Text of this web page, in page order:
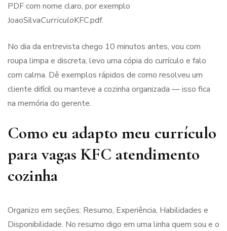
PDF com nome claro, por exemplo
JoaoSilvaCurriculoKFC.pdf.
No dia da entrevista chego 10 minutos antes, vou com
roupa limpa e discreta, levo uma cópia do currículo e falo
com calma. Dê exemplos rápidos de como resolveu um
cliente difícil ou manteve a cozinha organizada — isso fica
na memória do gerente.
Como eu adapto meu currículo
para vagas KFC atendimento
cozinha
Organizo em seções: Resumo, Experiência, Habilidades e
Disponibilidade. No resumo digo em uma linha quem sou e o